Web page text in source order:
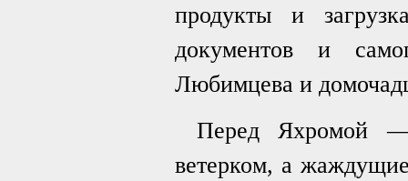
продукты и
документов и
Любимцева и
Перед Яхромой
ветерком, а